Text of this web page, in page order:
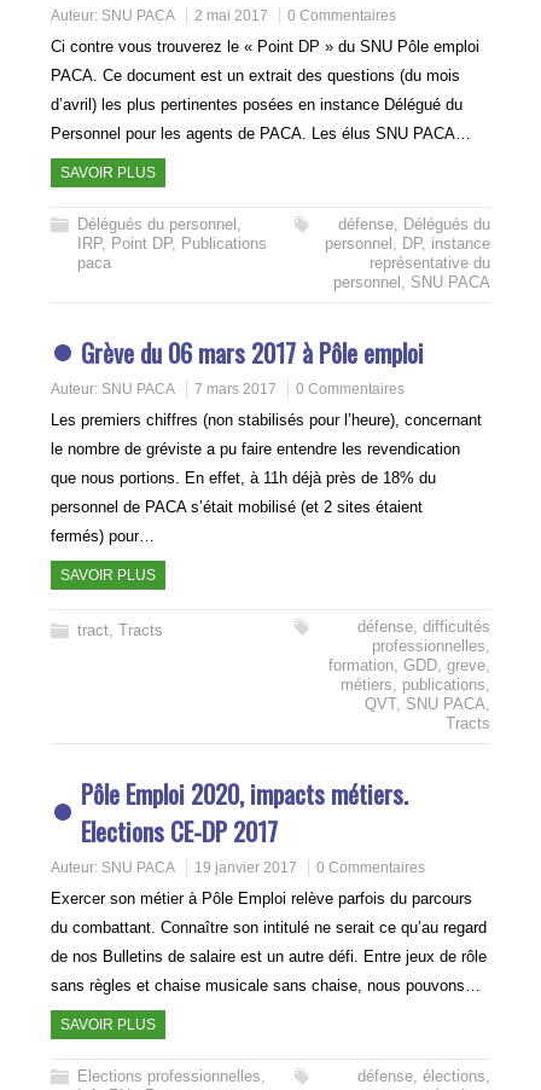
Auteur: SNU PACA 2 mai 2017 0 Commentaires
Ci contre vous trouverez le « Point DP » du SNU Pôle emploi
PACA. Ce document est un extrait des questions (du mois
d’avril) les plus pertinentes posées en instance Délégué du
Personnel pour les agents de PACA. Les élus SNU PACA…
SAVOIR PLUS
Délégués du personnel ,
IRP, Point DP, Publications
paca
défense, Délégués du
personnel , DP, instance
représentative du
personnel , SNU PACA
Grève du 06 mars 2017 à Pôle emploi
Auteur: SNU PACA 7 mars 2017 0 Commentaires
Les premiers chiffres (non stabilisés pour l’heure), concernant
le nombre de gréviste a pu faire entendre les revendication
que nous portions. En effet, à 11h déjà près de 18% du
personnel de PACA s’était mobilisé (et 2 sites étaient
fermés) pour…
SAVOIR PLUS
tract,Tracts défense, difficultés
professionnelles,
formation, GDD, greve,
métiers, publications,
QVT, SNU PACA,
Tracts
Pôle Emploi 2020, impacts métiers.
Elections CE-DP 2017
Auteur: SNU PACA 19 janvier 2017 0 Commentaires
Exercer son métier à Pôle Emploi relève parfois du parcours
du combattant. Connaître son intitulé ne serait ce qu’au regard
de nos Bulletins de salaire est un autre défi. Entre jeux de rôle
sans règles et chaise musicale sans chaise, nous pouvons…
SAVOIR PLUS
Elections professionnelles,
défense, élections,